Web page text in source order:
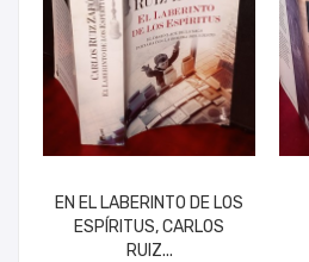
EN EL LABERINTO DE LOS
ESPÍRITUS, CARLOS
RUIZ...